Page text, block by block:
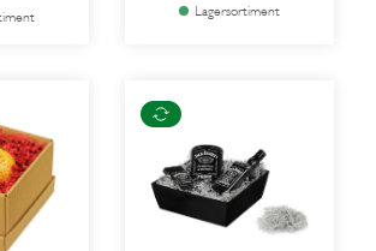
Lagersortiment